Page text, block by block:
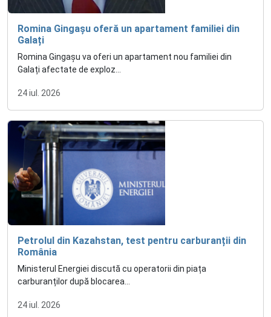
Romina Gingașu oferă un apartament familiei din
Galați
Romina Gingașu va oferi un apartament nou familiei din
Galați afectate de exploz...
24 iul. 2026
Petrolul din Kazahstan, test pentru carburanții din
România
Ministerul Energiei discută cu operatorii din piața
carburanților după blocarea...
24 iul. 2026